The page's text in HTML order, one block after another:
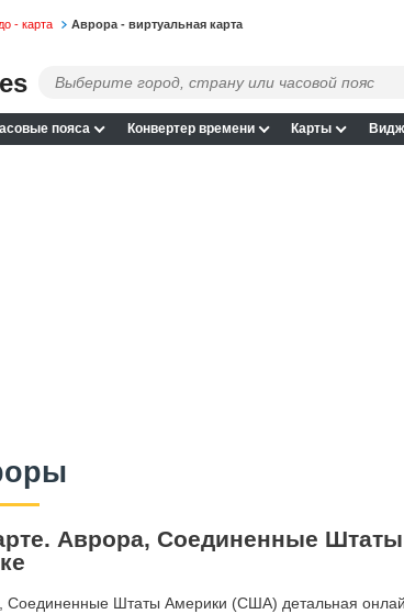
- карта Аврора - виртуальная карта
пояса Конвертер времени Карты
Аврора, Соединенные
Соединенные Штаты Америки (США) детальная онлайн